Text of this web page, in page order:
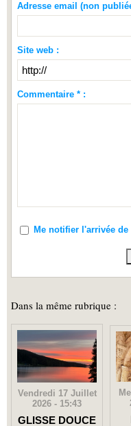
Adresse email (non
Site web :
Commentaire * :
Me notifier l'arrivée
Dans la même rubrique :
Vendredi 17 Juillet
2026 - 15:43
GLISSE DOUCE